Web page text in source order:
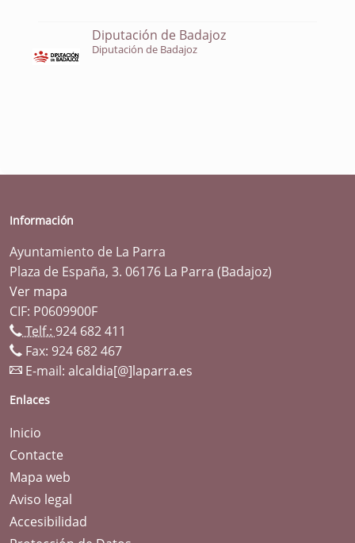
Diputación de Badajoz
Diputación de Badajoz
Información
Ayuntamiento de La Parra
Plaza de España, 3. 06176 La Parra (Badajoz)
Ver mapa
CIF: P0609900F
Telf.: 924 682 411
Fax: 924 682 467
E-mail: alcaldia[@]laparra.es
Enlaces
Inicio
Contacte
Mapa web
Aviso legal
Accesibilidad